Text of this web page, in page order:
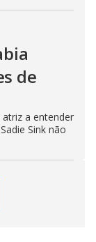
de
a entender
Sink não